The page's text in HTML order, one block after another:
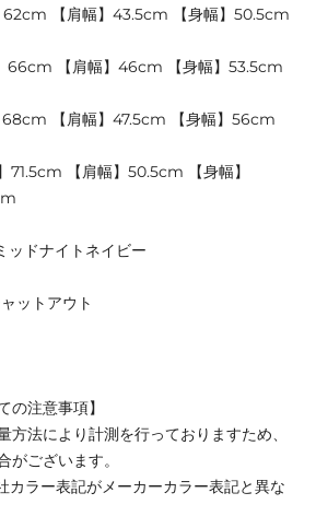
62cm 【肩幅】43.5cm 【身幅】50.5cm
66cm 【肩幅】46cm 【身幅】53.5cm
68cm 【肩幅】47.5cm 【身幅】56cm
71.5cm 【肩幅】50.5cm 【身幅】
ッドナイトネイビー
ットアウト
の注意事項】
法により計測を行っておりますため、
がございます。
ラー表記がメーカーカラー表記と異な